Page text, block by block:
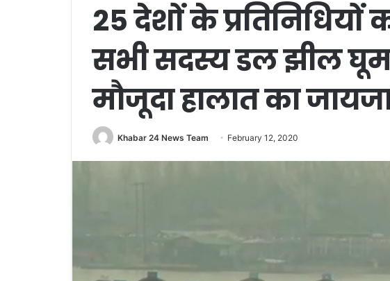
25 देशों के प्रतिनिधियों
सभी सदस्य डल झील
मौजूदा हालात का
Khabar 24 News Team February 12, 2020